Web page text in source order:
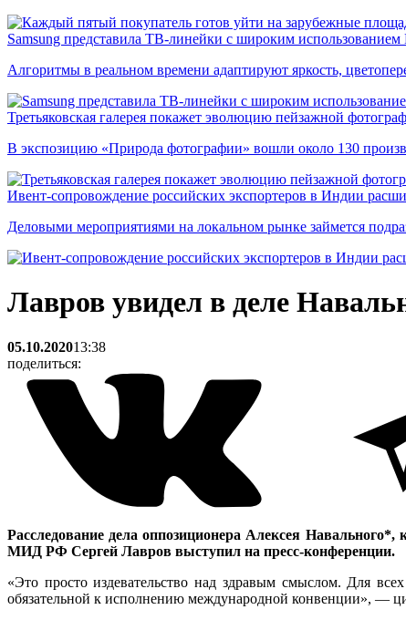
Samsung представила ТВ-линейки с широким
Алгоритмы в реальном времени адаптируют яркость,
Третьяковская галерея покажет эволюцию пейзажной
В экспозицию «Природа фотографии» вошли около 130
Ивент-сопровождение российских экспортеров в Индии
Деловыми мероприятиями на локальном рынке займется
Лавров увидел в деле
05.10.202013:38
поделиться:
Расследование дела оппозиционера Алексея
МИД РФ Сергей Лавров выступил на пресс-конференции.
«Это просто издевательство над здравым смыслом. Для
обязательной к исполнению международной конвенции», —